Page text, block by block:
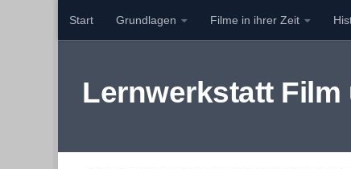
Zum Inhalt springen
Start Grundlagen Filme in ihrer Zeit
Lernwerkstatt